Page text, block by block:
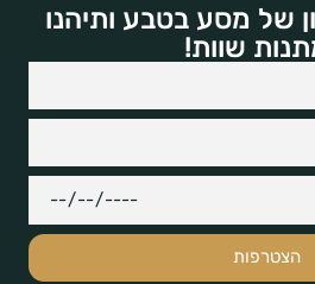
מסע בטבע ותיהנו
שוות!